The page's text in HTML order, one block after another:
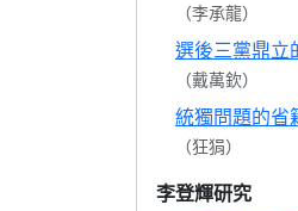
（李承龍）
選後三黨鼎立
（戴萬欽）
統獨問題的省
（狂狷）
李登輝研究